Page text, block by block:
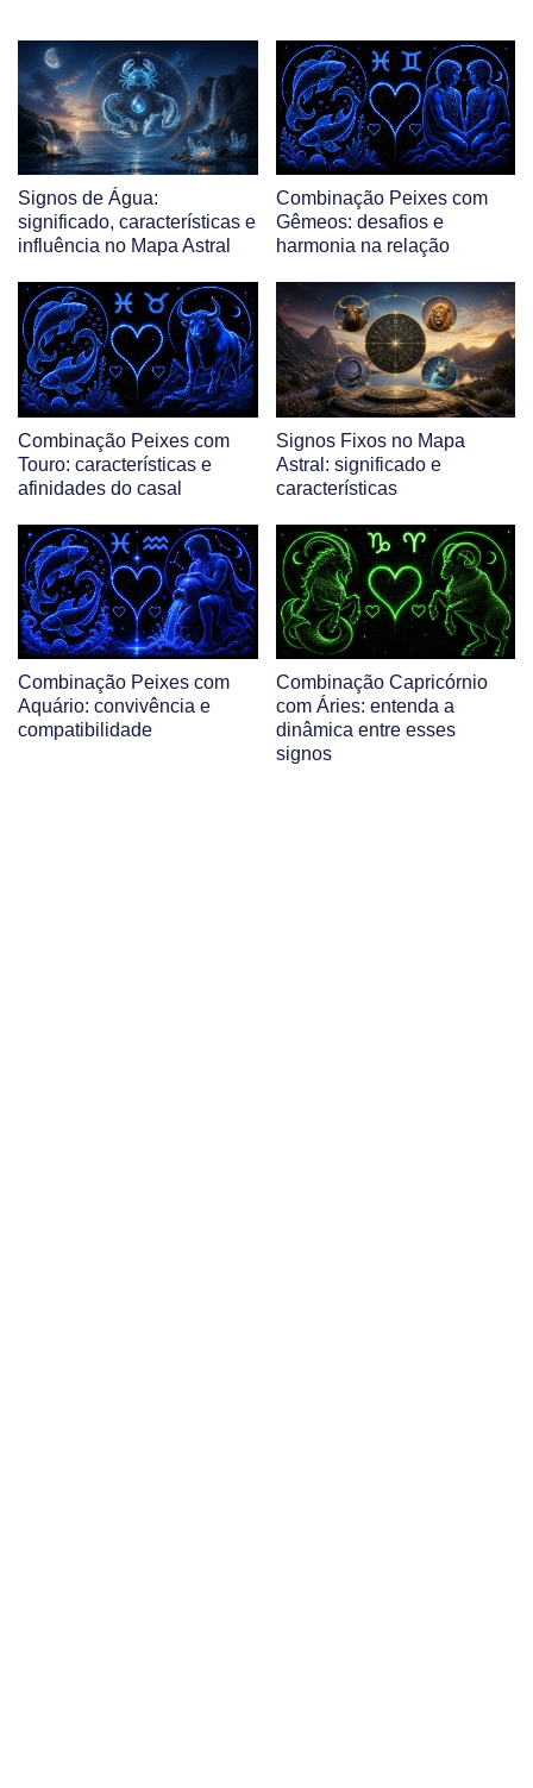
Signos de Água:
significado, características e
influência no Mapa Astral
Combinação Peixes com
Gêmeos: desafios e
harmonia na relação
Combinação Peixes com
Touro: características e
afinidades do casal
Signos Fixos no Mapa
Astral: significado e
características
Combinação Peixes com
Aquário: convivência e
compatibilidade
Combinação Capricórnio
com Áries: entenda a
dinâmica entre esses
signos